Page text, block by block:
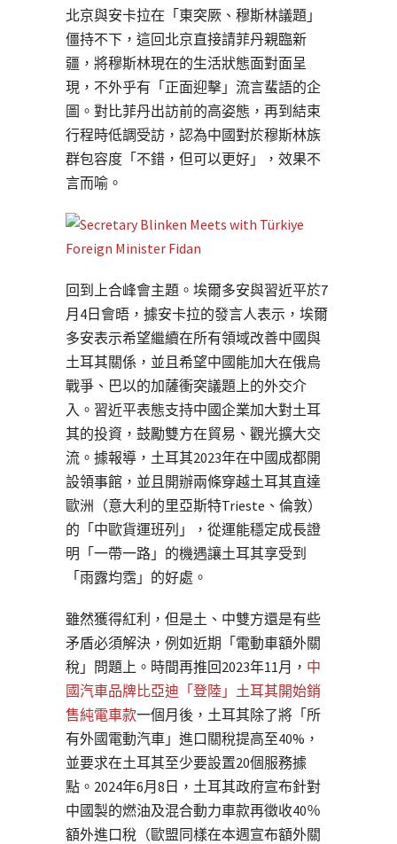
北京與安卡拉在「東突厥、穆斯林議題」
僵持不下，這回北京直接請菲丹親臨新
疆，將穆斯林現在的生活狀態面對面呈
現，不外乎有「正面迎擊」流言蜚語的企
圖。對比菲丹出訪前的高姿態，再到結束
行程時低調受訪，認為中國對於穆斯林族
群包容度「不錯，但可以更好」，效果不
言而喻。
回到上合峰會主題。埃爾多安與習近平於7
月4日會晤，據安卡拉的發言人表示，埃爾
多安表示希望繼續在所有領域改善中國與
土耳其關係，並且希望中國能加大在俄烏
戰爭、巴以的加薩衝突議題上的外交介
入。習近平表態支持中國企業加大對土耳
其的投資，鼓勵雙方在貿易、觀光擴大交
流。據報導，土耳其2023年在中國成都開
設領事館，並且開辦兩條穿越土耳其直達
歐洲（意大利的里亞斯特Trieste、倫敦）
的「中歐貨運班列」，從運能穩定成長證
明「一帶一路」的機遇讓土耳其享受到
「雨露均霑」的好處。
雖然獲得紅利，但是土、中雙方還是有些
矛盾必須解決，例如近期「電動車額外關
稅」問題上。時間再推回2023年11月， 中
國汽車品牌比亞迪「登陸」土耳其開始銷
售純電車款一個月後，土耳其除了將「所
有外國電動汽車」進口關稅提高至40%，
並要求在土耳其至少要設置20個服務據
點。2024年6月8日，土耳其政府宣布針對
中國製的燃油及混合動力車款再徵收40％
額外進口稅（歐盟同樣在本週宣布額外關